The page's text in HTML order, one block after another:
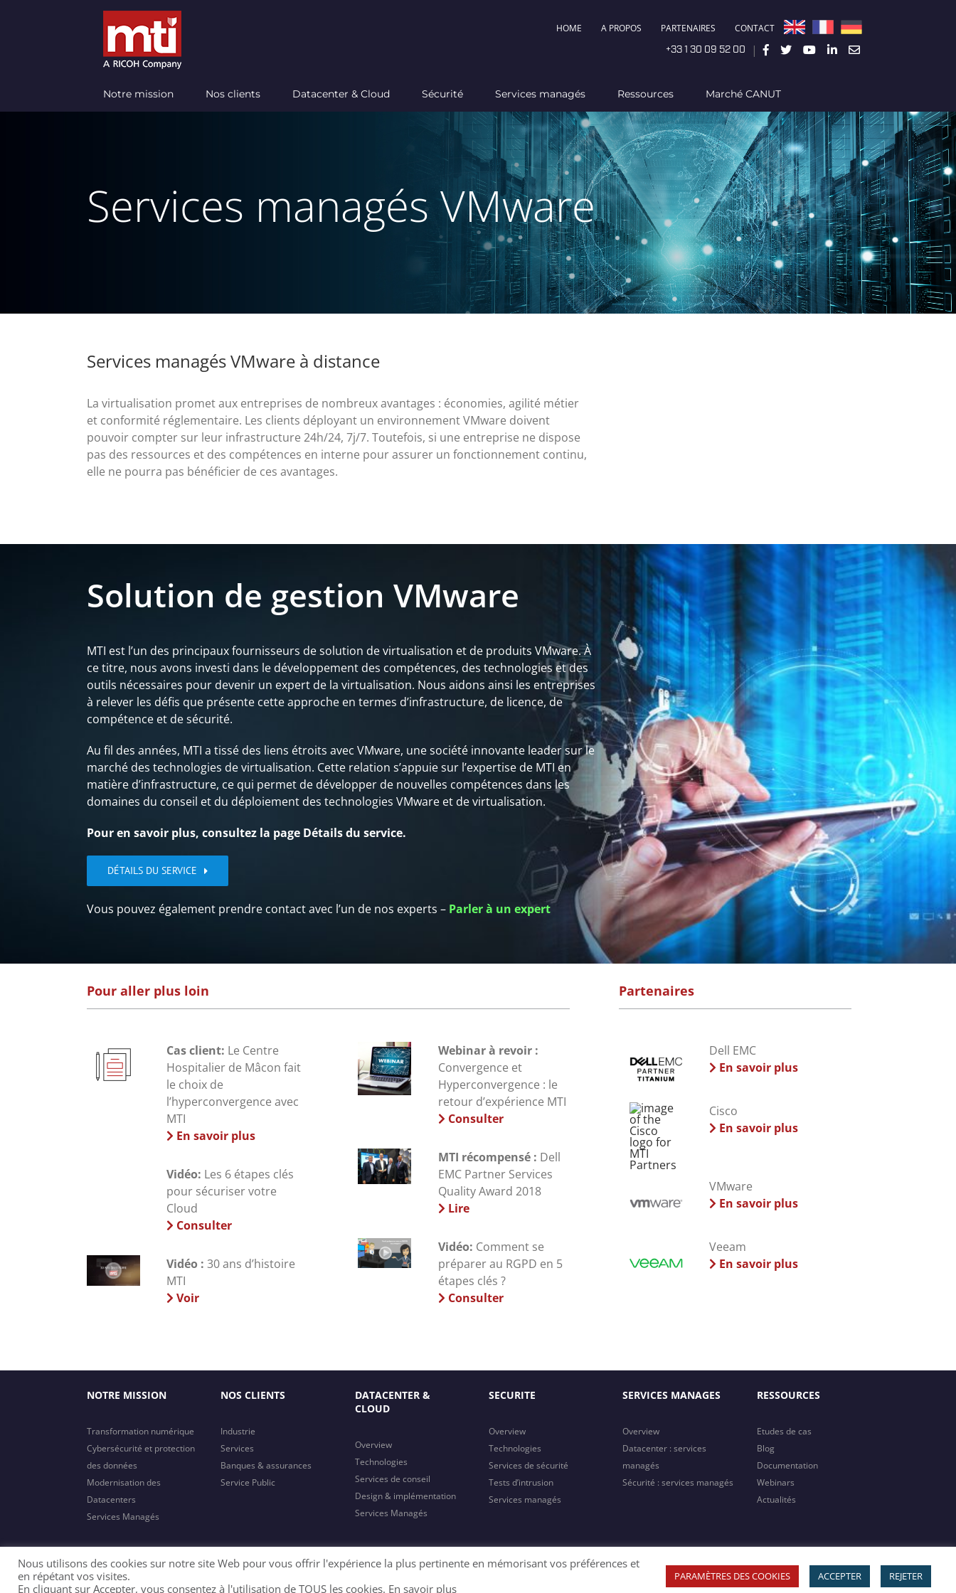
HOME A PROPOS PARTENAIRES CONTACT
+33 1 30 09 52 00 |
Notre mission Nos clients Datacenter & Cloud Sécurité Services managés Ressources Marché CANUT
Services managés VMware
Services managés VMware à distance
La virtualisation promet aux entreprises de nombreux avantages : économies, agilité métier
et conformité réglementaire. Les clients déployant un environnement VMware doivent
pouvoir compter sur leur infrastructure 24h/24, 7j/7. Toutefois, si une entreprise ne dispose
pas des ressources et des compétences en interne pour assurer un fonctionnement continu,
elle ne pourra pas bénéficier de ces avantages.
Solution de gestion VMware
MTI est l’un des principaux fournisseurs de solution de virtualisation et de produits VMware. À
ce titre, nous avons investi dans le développement des compétences, des technologies et des
outils nécessaires pour devenir un expert de la virtualisation. Nous aidons ainsi les entreprises
à relever les défis que présente cette approche en termes d’infrastructure, de licence, de
compétence et de sécurité.
Au fil des années, MTI a tissé des liens étroits avec VMware, une société innovante leader sur le
marché des technologies de virtualisation. Cette relation s’appuie sur l’expertise de MTI en
matière d’infrastructure, ce qui permet de développer de nouvelles compétences dans les
domaines du conseil et du déploiement des technologies VMware et de virtualisation.
Pour en savoir plus, consultez la page Détails du service.
DÉTAILS DU SERVICE
Vous pouvez également prendre contact avec l’un de nos experts – Parler à un expert
Pour aller plus loin Partenaires
Cas client: Le Centre
Hospitalier de Mâcon fait
le choix de
l’hyperconvergence avec
MTI
En savoir plus
Vidéo: Les 6 étapes clés
pour sécuriser votre
Cloud
Consulter
Vidéo : 30 ans d’histoire
MTI
Voir
Webinar à revoir :
Convergence et
Hyperconvergence : le
retour d’expérience MTI
Consulter
MTI récompensé : Dell
EMC Partner Services
Quality Award 2018
Lire
Vidéo: Comment se
préparer au RGPD en 5
étapes clés ?
Consulter
Dell EMC
En savoir plus
Cisco
En savoir plus
VMware
En savoir plus
Veeam
En savoir plus
NOTRE MISSION
Transformation numérique
Cybersécurité et protection
des données
Modernisation des
Datacenters
Services Managés
NOS CLIENTS
Industrie
Services
Banques & assurances
Service Public
DATACENTER &
CLOUD
Overview
Technologies
Services de conseil
Design & implémentation
Services Managés
SECURITE
Overview
Technologies
Services de sécurité
Tests d’intrusion
Services managés
SERVICES MANAGES
Overview
Datacenter : services
managés
Sécurité : services managés
RESSOURCES
Etudes de cas
Blog
Documentation
Webinars
Actualités
Copyright 2023 MTI | All Rights Reserved
Company Registration|Privacy Policy|Terms & Conditions
Nous utilisons des cookies sur notre site Web pour vous offrir l'expérience la plus pertinente en mémorisant vos préférences et
en répétant vos visites.
En cliquant sur Accepter, vous consentez à l'utilisation de TOUS les cookies. En savoir plus
PARAMÈTRES DES COOKIES ACCEPTER REJETER